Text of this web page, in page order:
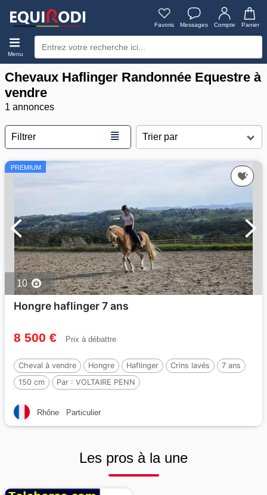
Favoris Messages Compte Panier
Menu
Chevaux Haflinger Randonnée Equestre à
vendre
1 annonces
Filtrer ≣
PREMIUM
10
Hongre haflinger 7 ans
8 500 € Prix à débattre
Cheval à vendre Hongre Haflinger Crins lavés
7 ans
150 cm
Par : VOLTAIRE PENN
Rhône Particulier
Les pros à la une